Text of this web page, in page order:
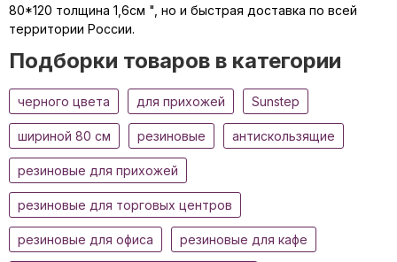
80*120 толщина 1,6см ", но и быстрая доставка по всей
территории России.
Подборки товаров в категории
черного цвета для прихожей Sunstep
шириной 80 см резиновые антискользящие
резиновые для прихожей
резиновые для торговых центров
резиновые для офиса резиновые для кафе